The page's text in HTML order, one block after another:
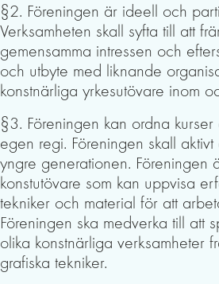
§2. Föreningen är ideell och
Verksamheten skall syfta till att
gemensamma intressen och
och utbyte med liknande
konstnärliga yrkesutövare inom
§3. Föreningen kan ordna
egen regi. Föreningen skall
yngre generationen. Föreningen
konstutövare som kan uppvisa
tekniker och material för att
Föreningen ska medverka till att
olika konstnärliga verksamheter
grafiska tekniker.